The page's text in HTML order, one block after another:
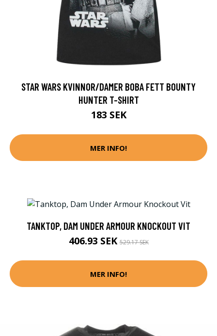
STAR WARS KVINNOR/DAMER BOBA FETT BOUNTY
HUNTER T-SHIRT
183 SEK
MER INFO!
TANKTOP, DAM UNDER ARMOUR KNOCKOUT VIT
406.93 SEK529.17 SEK
MER INFO!